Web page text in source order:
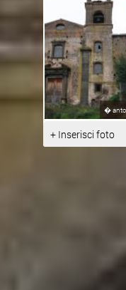
�
+ Inserisci foto